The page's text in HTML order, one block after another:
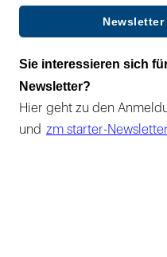
Sie interessieren sich
Newsletter?
Hier geht zu den
und zm starter-Newsletter